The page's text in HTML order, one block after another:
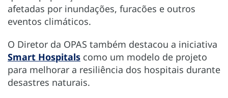
afetadas por inundações, furacões e outros
eventos climáticos.
O Diretor da OPAS também destacou a iniciativa
Smart Hospitals como um modelo de projeto
para melhorar a resiliência dos hospitais durante
desastres naturais.